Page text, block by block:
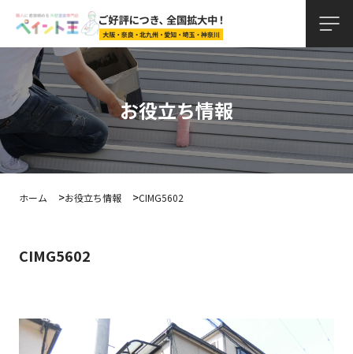
お役立ち情報
ホーム お役立ち情報 CIMG5602
CIMG5602